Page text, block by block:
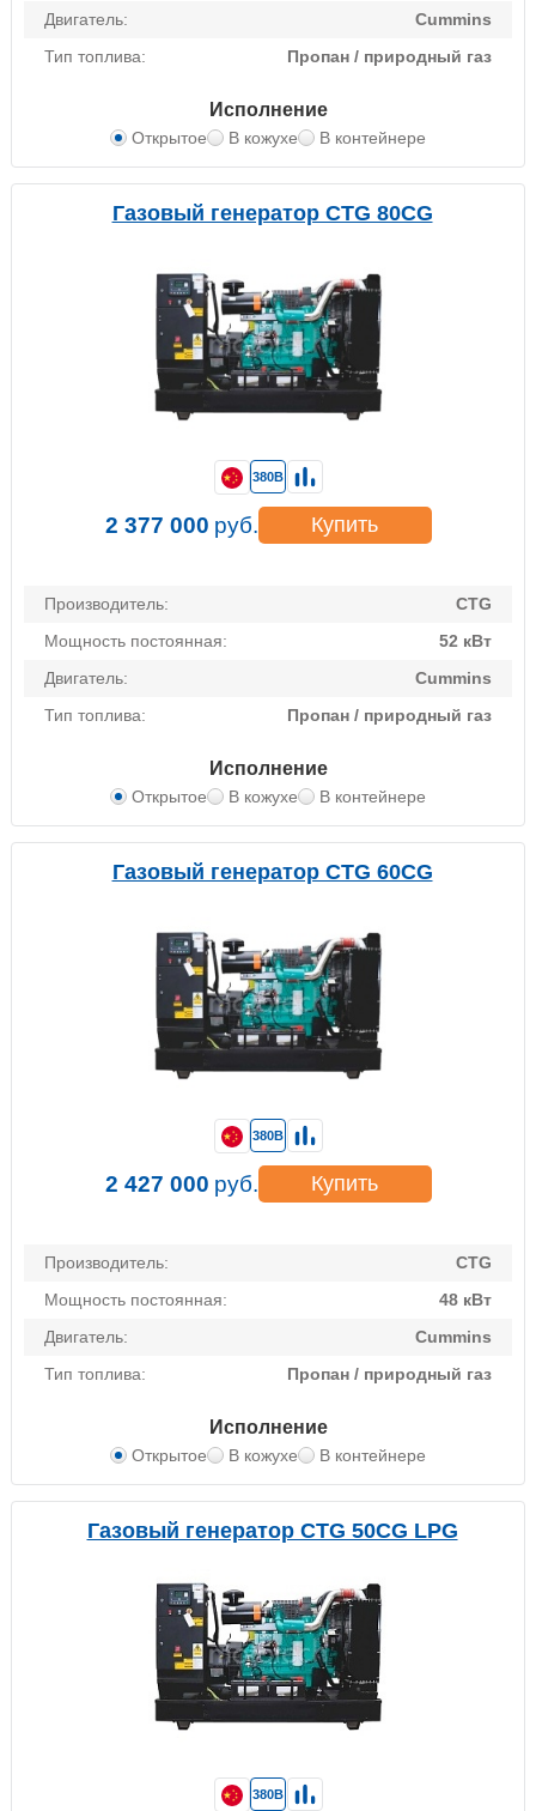
Двигатель:
Cummins
Тип топлива:
Пропан / природный газ
Исполнение
Открытое В кожухе В контейнере
Газовый генератор CTG 80CG
Производитель:
CTG
Мощность постоянная:
52 кВт
Двигатель:
Cummins
Тип топлива:
Пропан / природный газ
Исполнение
Открытое В кожухе В контейнере
380В
2 377 000 руб. Купить
Газовый генератор CTG 60CG
Производитель:
CTG
Мощность постоянная:
48 кВт
Двигатель:
Cummins
Тип топлива:
Пропан / природный газ
Исполнение
Открытое В кожухе В контейнере
380В
2 427 000 руб. Купить
Газовый генератор CTG 50CG LPG
380В